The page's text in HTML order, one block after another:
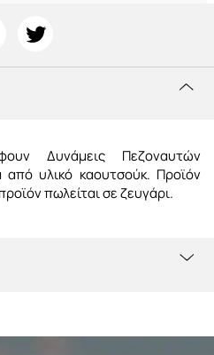
Δυνάμεις Πεζοναυτών
υλικό καουτσούκ. Προϊόν
πωλείται σε ζευγάρι.